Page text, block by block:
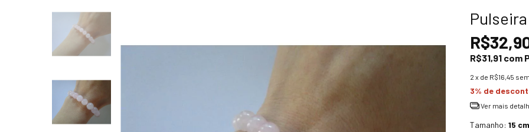
R$31,91 com
2 x de R$16,45
3% de
Ver mais
Tamanho: 15 cm